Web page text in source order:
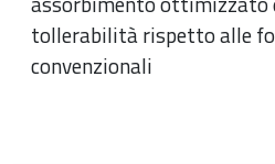
Pediatria
Riposo notturno
tollerabilità rispetto alle
convenzionali